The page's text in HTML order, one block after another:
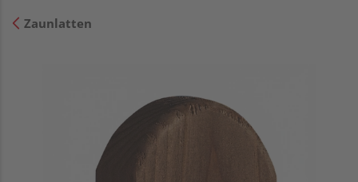
Zaunlatten